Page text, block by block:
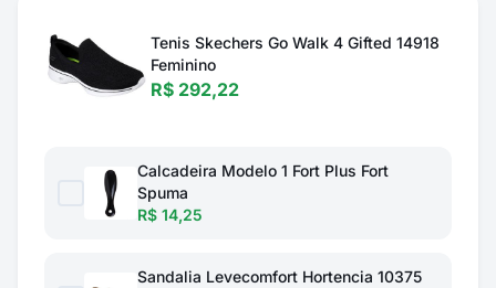
Tenis Skechers Go Walk 4 Gifted 14918
Feminino
R$ 292,22
Calcadeira Modelo 1 Fort Plus Fort
Spuma
R$ 14,25
Sandalia Levecomfort Hortencia 10375